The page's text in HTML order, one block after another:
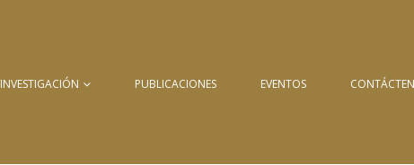
INVESTIGACIÓN PUBLICACIONES EVENTOS